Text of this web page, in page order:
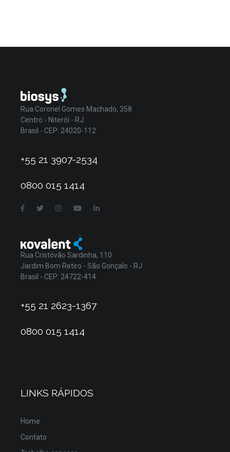
Rua Coronel Gomes Machado, 358
Centro - Niterói - RJ
Brasil - CEP: 24020-112
+55 21 3907-2534
0800 015 1414
Rua Cristóvão Sardinha, 110
Jardim Bom Retiro - São Gonçalo - RJ
Brasil - CEP: 24722-414
+55 21 2623-1367
0800 015 1414
LINKS RÁPIDOS
Home
Contato